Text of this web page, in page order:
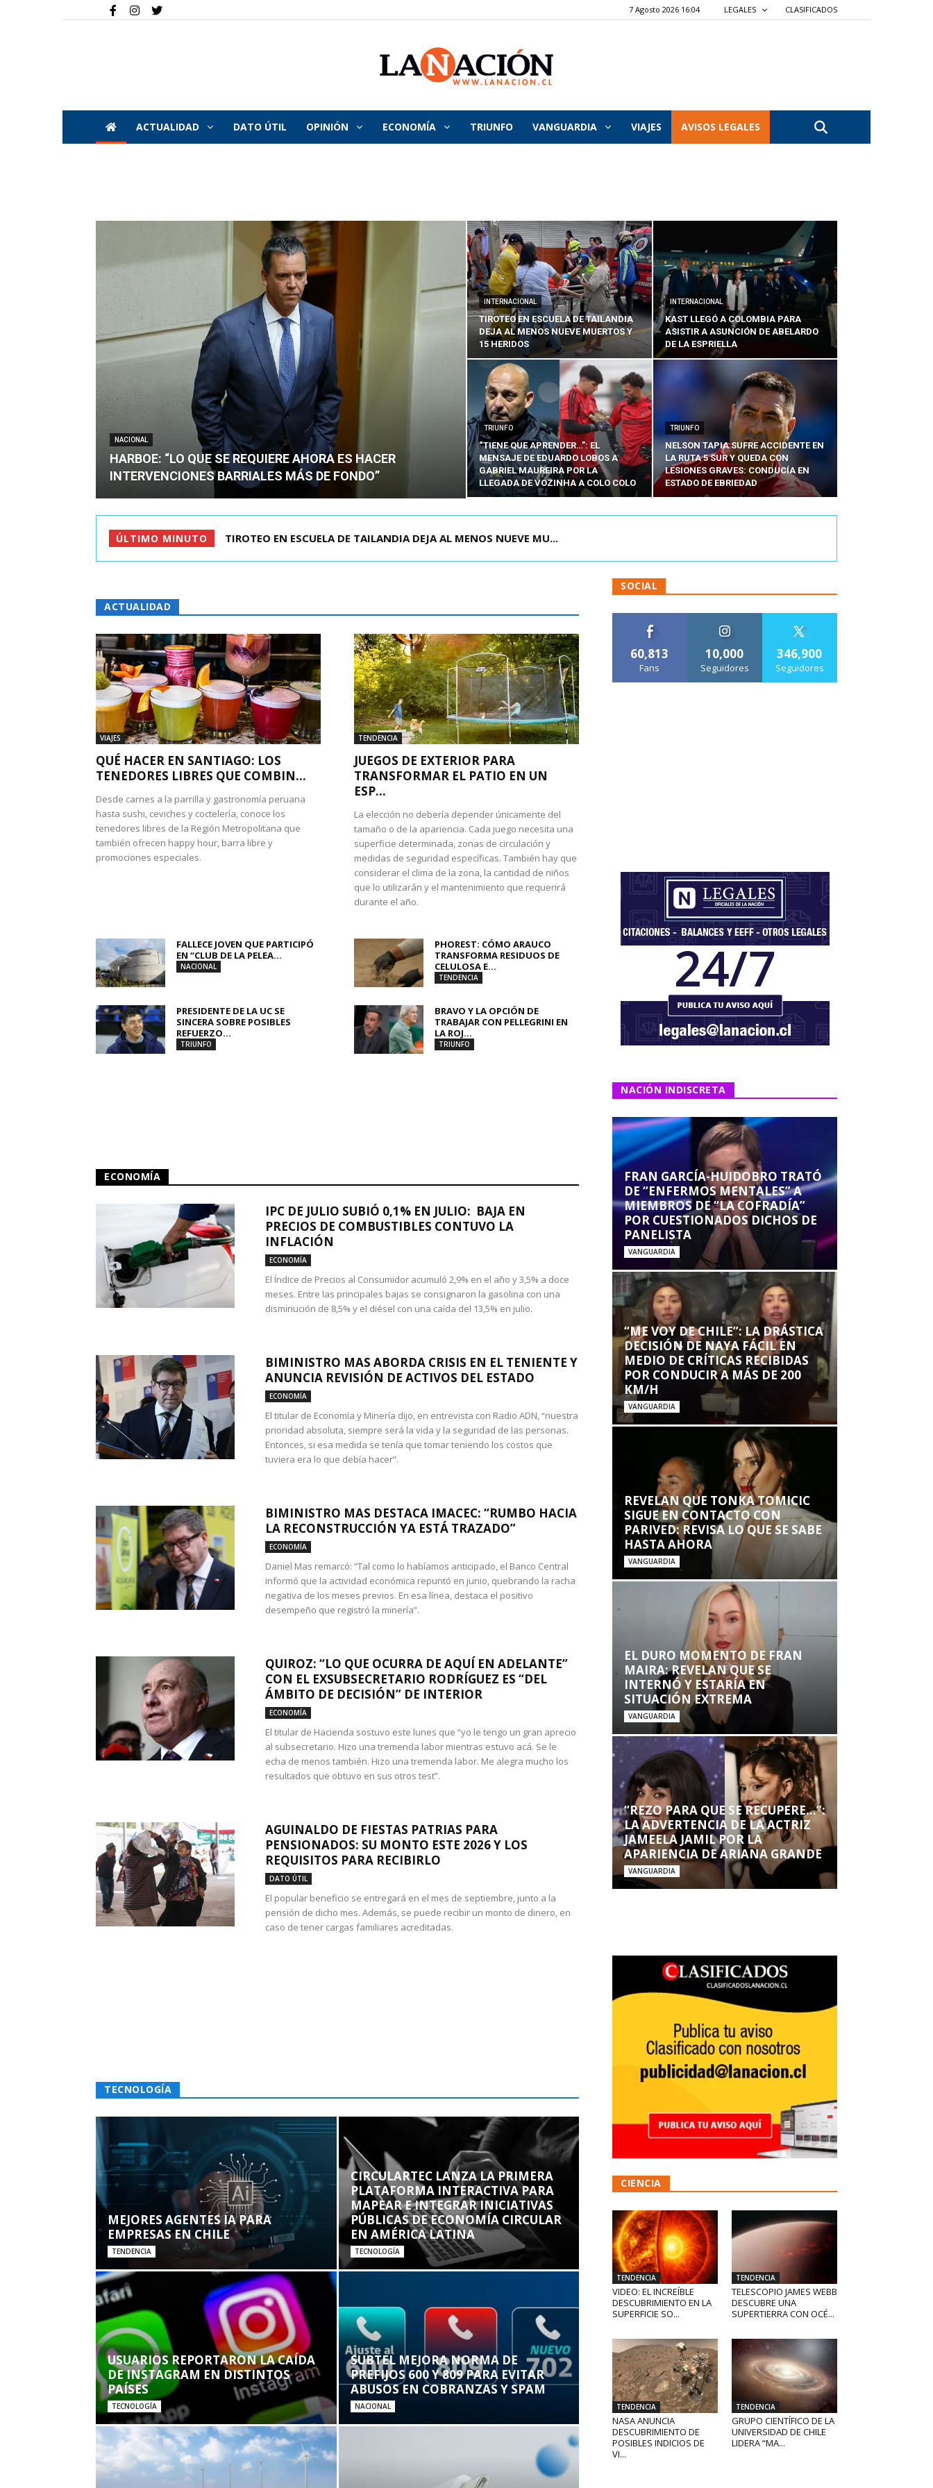
7 Agosto 2026 16:04 LEGALES CLASIFICADOS
La
Nación
ACTUALIDAD DATO ÚTIL OPINIÓN ECONOMÍA TRIUNFO VANGUARDIA VIAJES AVISOS LEGALES
NACIONAL
HARBOE: “LO QUE SE REQUIERE AHORA ES HACER
INTERVENCIONES BARRIALES MÁS DE FONDO”
INTERNACIONAL
TIROTEO EN ESCUELA DE TAILANDIA
DEJA AL MENOS NUEVE MUERTOS Y
15 HERIDOS
INTERNACIONAL
KAST LLEGÓ A COLOMBIA PARA
ASISTIR A ASUNCIÓN DE ABELARDO
DE LA ESPRIELLA
TRIUNFO
“TIENE QUE APRENDER…”: EL
MENSAJE DE EDUARDO LOBOS A
GABRIEL MAUREIRA POR LA
LLEGADA DE VOZINHA A COLO COLO
TRIUNFO
NELSON TAPIA SUFRE ACCIDENTE EN
LA RUTA 5 SUR Y QUEDA CON
LESIONES GRAVES: CONDUCÍA EN
ESTADO DE EBRIEDAD
ÚLTIMO MINUTO KAST LLEGÓ A COLOMBIA PARA ASISTIR A ASUNCIÓN DE ABELA...
ACTUALIDAD
VIAJES
QUÉ HACER EN SANTIAGO: LOS
TENEDORES LIBRES QUE COMBIN...
Desde carnes a la parrilla y gastronomía peruana
hasta sushi, ceviches y coctelería, conoce los
tenedores libres de la Región Metropolitana que
también ofrecen happy hour, barra libre y
promociones especiales.
TENDENCIA
JUEGOS DE EXTERIOR PARA
TRANSFORMAR EL PATIO EN UN
ESP...
La elección no debería depender únicamente del
tamaño o de la apariencia. Cada juego necesita una
superficie determinada, zonas de circulación y
medidas de seguridad específicas. También hay que
considerar el clima de la zona, la cantidad de niños
que lo utilizarán y el mantenimiento que requerirá
durante el año.
FALLECE JOVEN QUE PARTICIPÓ
EN “CLUB DE LA PELEA...
NACIONAL
PHOREST: CÓMO ARAUCO
TRANSFORMA RESIDUOS DE
CELULOSA E...
TENDENCIA
PRESIDENTE DE LA UC SE
SINCERA SOBRE POSIBLES
REFUERZO...
TRIUNFO
BRAVO Y LA OPCIÓN DE
TRABAJAR CON PELLEGRINI EN
LA ROJ...
TRIUNFO
ECONOMÍA
IPC DE JULIO SUBIÓ 0,1% EN JULIO: BAJA EN
PRECIOS DE COMBUSTIBLES CONTUVO LA
INFLACIÓN
ECONOMÍA
El Índice de Precios al Consumidor acumuló 2,9% en el año y 3,5% a doce
meses. Entre las principales bajas se consignaron la gasolina con una
disminución de 8,5% y el diésel con una caída del 13,5% en julio.
BIMINISTRO MAS ABORDA CRISIS EN EL TENIENTE Y
ANUNCIA REVISIÓN DE ACTIVOS DEL ESTADO
ECONOMÍA
El titular de Economía y Minería dijo, en entrevista con Radio ADN, “nuestra
prioridad absoluta, siempre será la vida y la seguridad de las personas.
Entonces, si esa medida se tenía que tomar teniendo los costos que
tuviera era lo que debía hacer”.
BIMINISTRO MAS DESTACA IMACEC: “RUMBO HACIA
LA RECONSTRUCCIÓN YA ESTÁ TRAZADO”
ECONOMÍA
Daniel Mas remarcó: “Tal como lo habíamos anticipado, el Banco Central
informó que la actividad económica repuntó en junio, quebrando la racha
negativa de los meses previos. En esa línea, destaca el positivo
desempeño que registró la minería”.
QUIROZ: “LO QUE OCURRA DE AQUÍ EN ADELANTE”
CON EL EXSUBSECRETARIO RODRÍGUEZ ES “DEL
ÁMBITO DE DECISIÓN” DE INTERIOR
ECONOMÍA
El titular de Hacienda sostuvo este lunes que “yo le tengo un gran aprecio
al subsecretario. Hizo una tremenda labor mientras estuvo acá. Se le
echa de menos también. Hizo una tremenda labor. Me alegra mucho los
resultados que obtuvo en sus otros test”.
AGUINALDO DE FIESTAS PATRIAS PARA
PENSIONADOS: SU MONTO ESTE 2026 Y LOS
REQUISITOS PARA RECIBIRLO
DATO ÚTIL
El popular beneficio se entregará en el mes de septiembre, junto a la
pensión de dicho mes. Además, se puede recibir un monto de dinero, en
caso de tener cargas familiares acreditadas.
TECNOLOGÍA
MEJORES AGENTES IA PARA
EMPRESAS EN CHILE
TENDENCIA
CIRCULARTEC LANZA LA PRIMERA
PLATAFORMA INTERACTIVA PARA
MAPEAR E INTEGRAR INICIATIVAS
PÚBLICAS DE ECONOMÍA CIRCULAR
EN AMÉRICA LATINA
TECNOLOGÍA
USUARIOS REPORTARON LA CAÍDA
DE INSTAGRAM EN DISTINTOS
PAÍSES
TECNOLOGÍA
SUBTEL MEJORA NORMA DE
PREFIJOS 600 Y 809 PARA EVITAR
ABUSOS EN COBRANZAS Y SPAM
NACIONAL
SOCIAL
60,813
Fans
10,000
Seguidores
346,900
Seguidores
NACIÓN INDISCRETA
FRAN GARCÍA-HUIDOBRO TRATÓ
DE “ENFERMOS MENTALES” A
MIEMBROS DE “LA COFRADÍA”
POR CUESTIONADOS DICHOS DE
PANELISTA
VANGUARDIA
“ME VOY DE CHILE”: LA DRÁSTICA
DECISIÓN DE NAYA FÁCIL EN
MEDIO DE CRÍTICAS RECIBIDAS
POR CONDUCIR A MÁS DE 200
KM/H
VANGUARDIA
REVELAN QUE TONKA TOMICIC
SIGUE EN CONTACTO CON
PARIVED: REVISA LO QUE SE SABE
HASTA AHORA
VANGUARDIA
EL DURO MOMENTO DE FRAN
MAIRA: REVELAN QUE SE
INTERNÓ Y ESTARÍA EN
SITUACIÓN EXTREMA
VANGUARDIA
“REZO PARA QUE SE RECUPERE…”:
LA ADVERTENCIA DE LA ACTRIZ
JAMEELA JAMIL POR LA
APARIENCIA DE ARIANA GRANDE
VANGUARDIA
CIENCIA
TENDENCIA
VIDEO: EL INCREÍBLE
DESCUBRIMIENTO EN LA
SUPERFICIE SO...
TENDENCIA
TELESCOPIO JAMES WEBB
DESCUBRE UNA
SUPERTIERRA CON OCÉ...
TENDENCIA
NASA ANUNCIA
DESCUBRIMIENTO DE
POSIBLES INDICIOS DE
VI...
TENDENCIA
GRUPO CIENTÍFICO DE LA
UNIVERSIDAD DE CHILE
LIDERA “MA...